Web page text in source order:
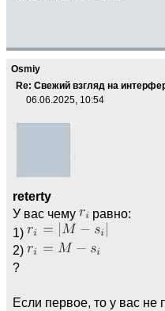
Osmiy
Re: Свежий взгляд на
06.06.2025, 10:54
reterty
У вас чему
равно:
1)
2)
?
Если первое, то у вас не